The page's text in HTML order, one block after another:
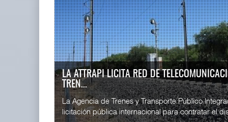
IT-ANÁLISIS: VOLARIS ABRIRÁ RUTA ENTRE
G...
⮕ IA y automatización redefinen operación
exhibe Challenger 3500 en LABACE 2026
IT-ANÁLISIS: Puerto Lázaro
Cárdenas incorpora ...
06 AGO 2026
READ MORE
SSA
Esperanz
06 JUL
READ MORE
CICE
...